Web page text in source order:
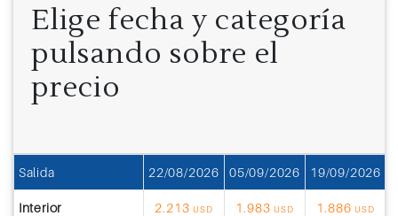
Elige fecha y categoría
pulsando sobre el
precio
Salida 22/08/2026 05/09/2026 19/09/2026
Interior 2.213 USD 1.983 USD 1.886 USD